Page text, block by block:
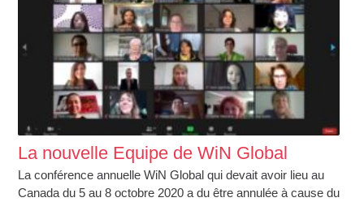
La nouvelle Equipe de WiN Global
La conférence annuelle WiN Global qui devait avoir lieu au
Canada du 5 au 8 octobre 2020 a du être annulée à cause du